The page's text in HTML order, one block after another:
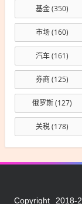
基金(350)
市场(160)
汽车(161)
券商(125)
俄罗斯(127)
关税(178)
Copyright 2018-